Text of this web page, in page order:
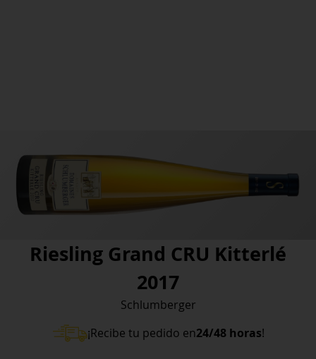
Riesling Grand CRU Kitterlé
2017
Schlumberger
¡Recibe tu pedido en24/48 horas!